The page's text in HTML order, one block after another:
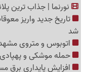
نورنما | جذاب ترین
تاریخ جدید واریز
شد
اتوبوس و متروی
حمله موشکی و پهپادی
افزایش پایداری برق